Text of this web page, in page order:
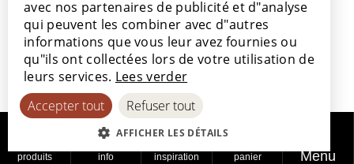
produits info inspiration panier Menu
Avec le soutien de SPANISH
avec nos partenaires de publicité et d"analyse
qui peuvent les combiner avec d"autres
informations que vous leur avez fournies ou
qu"ils ont collectées lors de votre utilisation de
leurs services. Lees verder
Accepter tout
Refuser tout
AFFICHER LES DÉTAILS